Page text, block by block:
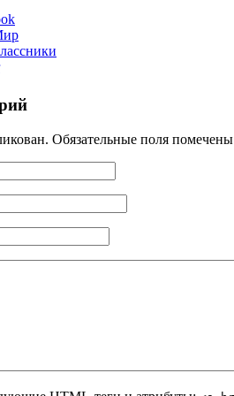
Обязательные поля